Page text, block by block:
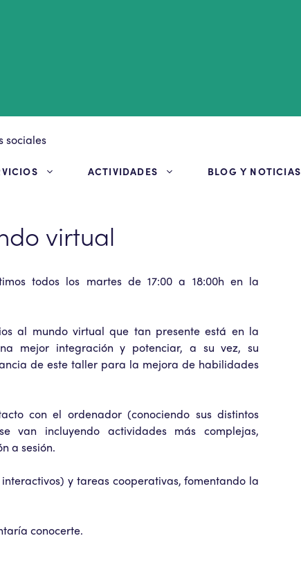
ACTIVIDADES BLOG Y NOTICIAS
virtual
todos los martes de 17:00 a 18:00h en la
al mundo virtual que tan presente está en la
mejor integración y potenciar, a su vez, su
de este taller para la mejora de habilidades
con el ordenador (conociendo sus distintos
van incluyendo actividades más complejas,
a sesión.
y tareas cooperativas, fomentando la
conocerte.